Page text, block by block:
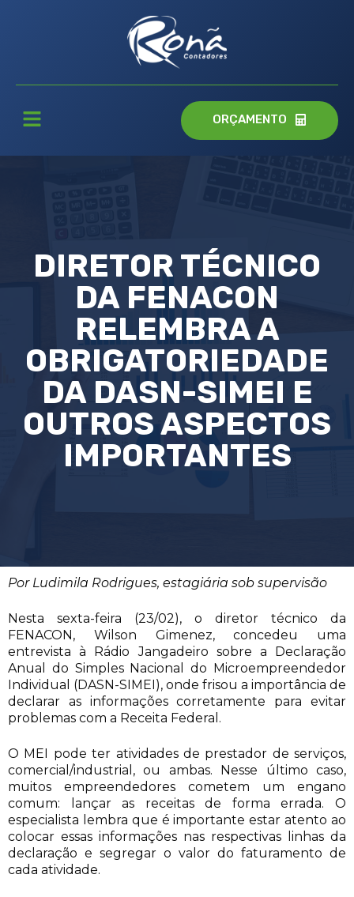
ORÇAMENTO
DIRETOR TÉCNICO
DA FENACON
RELEMBRA A
OBRIGATORIEDADE
DA DASN-SIMEI E
OUTROS ASPECTOS
IMPORTANTES
Por Ludimila Rodrigues, estagiária sob supervisão
Nesta sexta-feira (23/02), o diretor técnico da
FENACON, Wilson Gimenez, concedeu uma
entrevista à Rádio Jangadeiro sobre a Declaração
Anual do Simples Nacional do Microempreendedor
Individual (DASN-SIMEI), onde frisou a importância de
declarar as informações corretamente para evitar
problemas com a Receita Federal.
O MEI pode ter atividades de prestador de serviços,
comercial/industrial, ou ambas. Nesse último caso,
muitos empreendedores cometem um engano
comum: lançar as receitas de forma errada. O
especialista lembra que é importante estar atento ao
colocar essas informações nas respectivas linhas da
declaração e segregar o valor do faturamento de
cada atividade.